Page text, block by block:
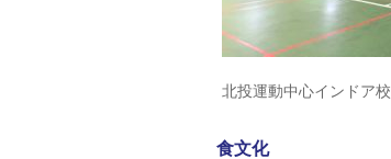
北投運動中心インドア校
食文化